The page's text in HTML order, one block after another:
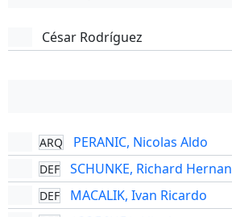
César Rodríguez
ARQ PERANIC, Nicolas Aldo
DEF SCHUNKE, Richard Hernan
DEF MACALIK, Ivan Ricardo